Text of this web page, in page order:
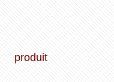
produit